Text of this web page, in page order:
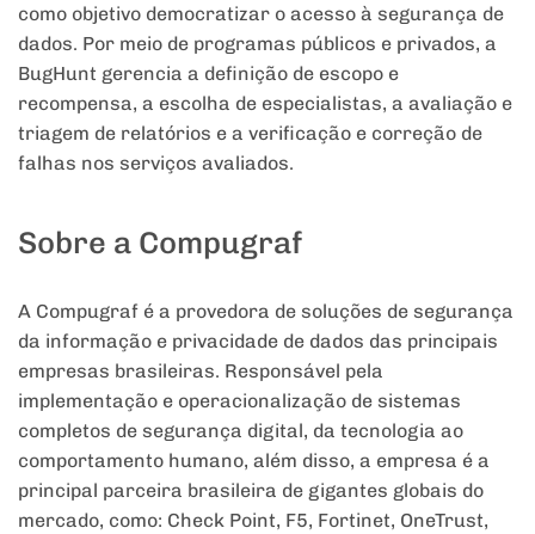
como objetivo democratizar o acesso à segurança de
dados. Por meio de programas públicos e privados, a
BugHunt gerencia a definição de escopo e
recompensa, a escolha de especialistas, a avaliação e
triagem de relatórios e a verificação e correção de
falhas nos serviços avaliados.
Sobre a Compugraf
A Compugraf é a provedora de soluções de segurança
da informação e privacidade de dados das principais
empresas brasileiras. Responsável pela
implementação e operacionalização de sistemas
completos de segurança digital, da tecnologia ao
comportamento humano, além disso, a empresa é a
principal parceira brasileira de gigantes globais do
mercado, como: Check Point, F5, Fortinet, OneTrust,